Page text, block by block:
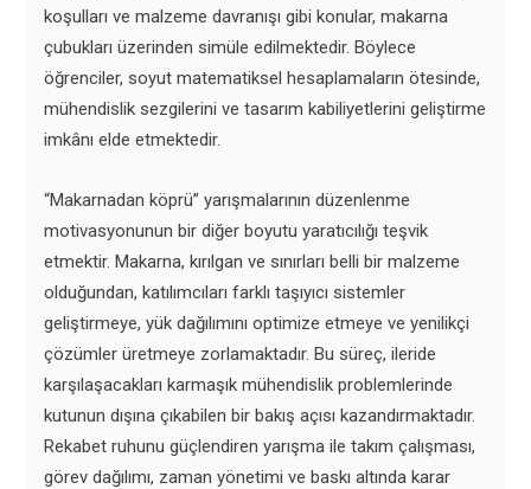
koşulları ve malzeme davranışı gibi konular, makarna
çubukları üzerinden simüle edilmektedir. Böylece
öğrenciler, soyut matematiksel hesaplamaların ötesinde,
mühendislik sezgilerini ve tasarım kabiliyetlerini geliştirme
imkânı elde etmektedir.
“Makarnadan köprü” yarışmalarının düzenlenme
motivasyonunun bir diğer boyutu yaratıcılığı teşvik
etmektir. Makarna, kırılgan ve sınırları belli bir malzeme
olduğundan, katılımcıları farklı taşıyıcı sistemler
geliştirmeye, yük dağılımını optimize etmeye ve yenilikçi
çözümler üretmeye zorlamaktadır. Bu süreç, ileride
karşılaşacakları karmaşık mühendislik problemlerinde
kutunun dışına çıkabilen bir bakış açısı kazandırmaktadır.
Rekabet ruhunu güçlendiren yarışma ile takım çalışması,
görev dağılımı, zaman yönetimi ve baskı altında karar